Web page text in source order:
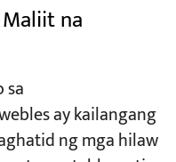
na
sa
ay kailangang
ng mga hilaw